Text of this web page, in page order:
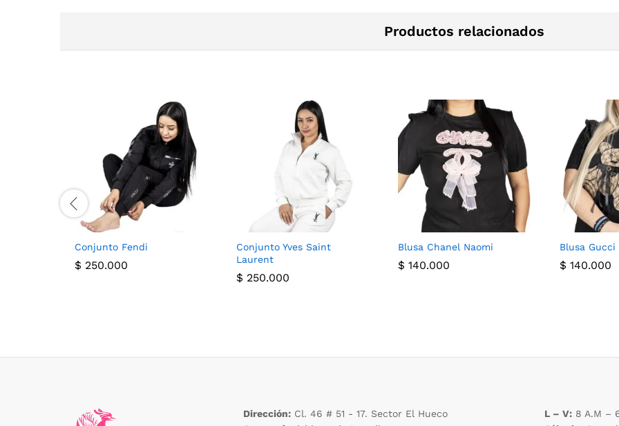
Productos relacionados
Conjunto Fendi
$ 250.000
Conjunto Yves Saint
Laurent
$ 250.000
Blusa Chanel Naomi
$ 140.000
Blusa Gucci
$ 140.000
Dirección: Cl. 46 # 51 - 17. Sector El Hueco
L – V: 8 A.M –